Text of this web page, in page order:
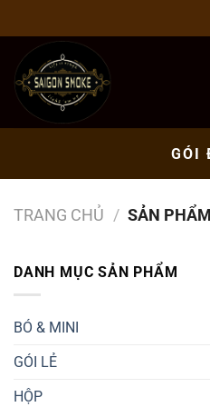
qua
dung
GÓI
TRANG CHỦ / SẢN
DANH MỤC SẢN PHẨM
BÓ & MINI
GÓI LẺ
HỘP